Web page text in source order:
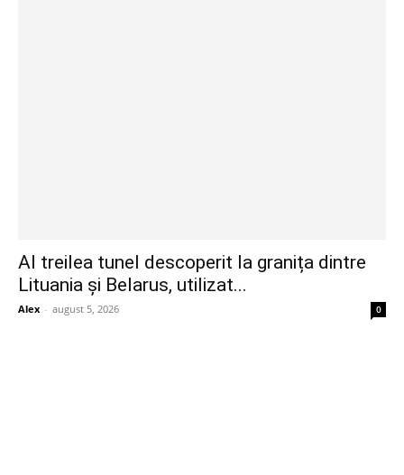
Al treilea tunel descoperit la granița dintre
Lituania și Belarus, utilizat...
Alex - august 5, 2026 0